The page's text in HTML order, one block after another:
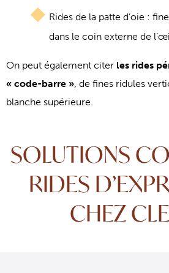
Rides de la patte d’oie :
dans le coin externe de
On peut également citer les rides
« code-barre » , de fines ridules
blanche supérieure.
SOLUTIONS
RIDES
CHEZ